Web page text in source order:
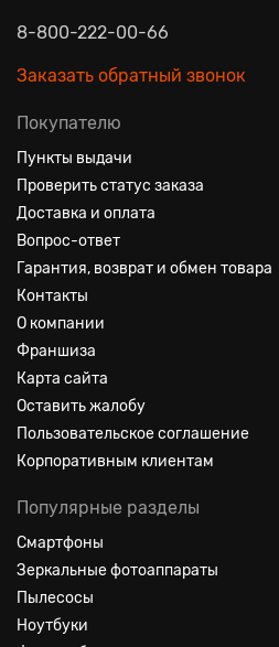
8-800-222-00-66
Заказать обратный звонок
Покупателю
Пункты выдачи
Проверить статус заказа
Доставка и оплата
Вопрос-ответ
Гарантия, возврат и обмен товара
Контакты
О компании
Франшиза
Карта сайта
Оставить жалобу
Пользовательское соглашение
Корпоративным клиентам
Популярные разделы
Смартфоны
Зеркальные фотоаппараты
Пылесосы
Ноутбуки